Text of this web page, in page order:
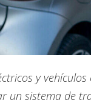
y
un sistema de